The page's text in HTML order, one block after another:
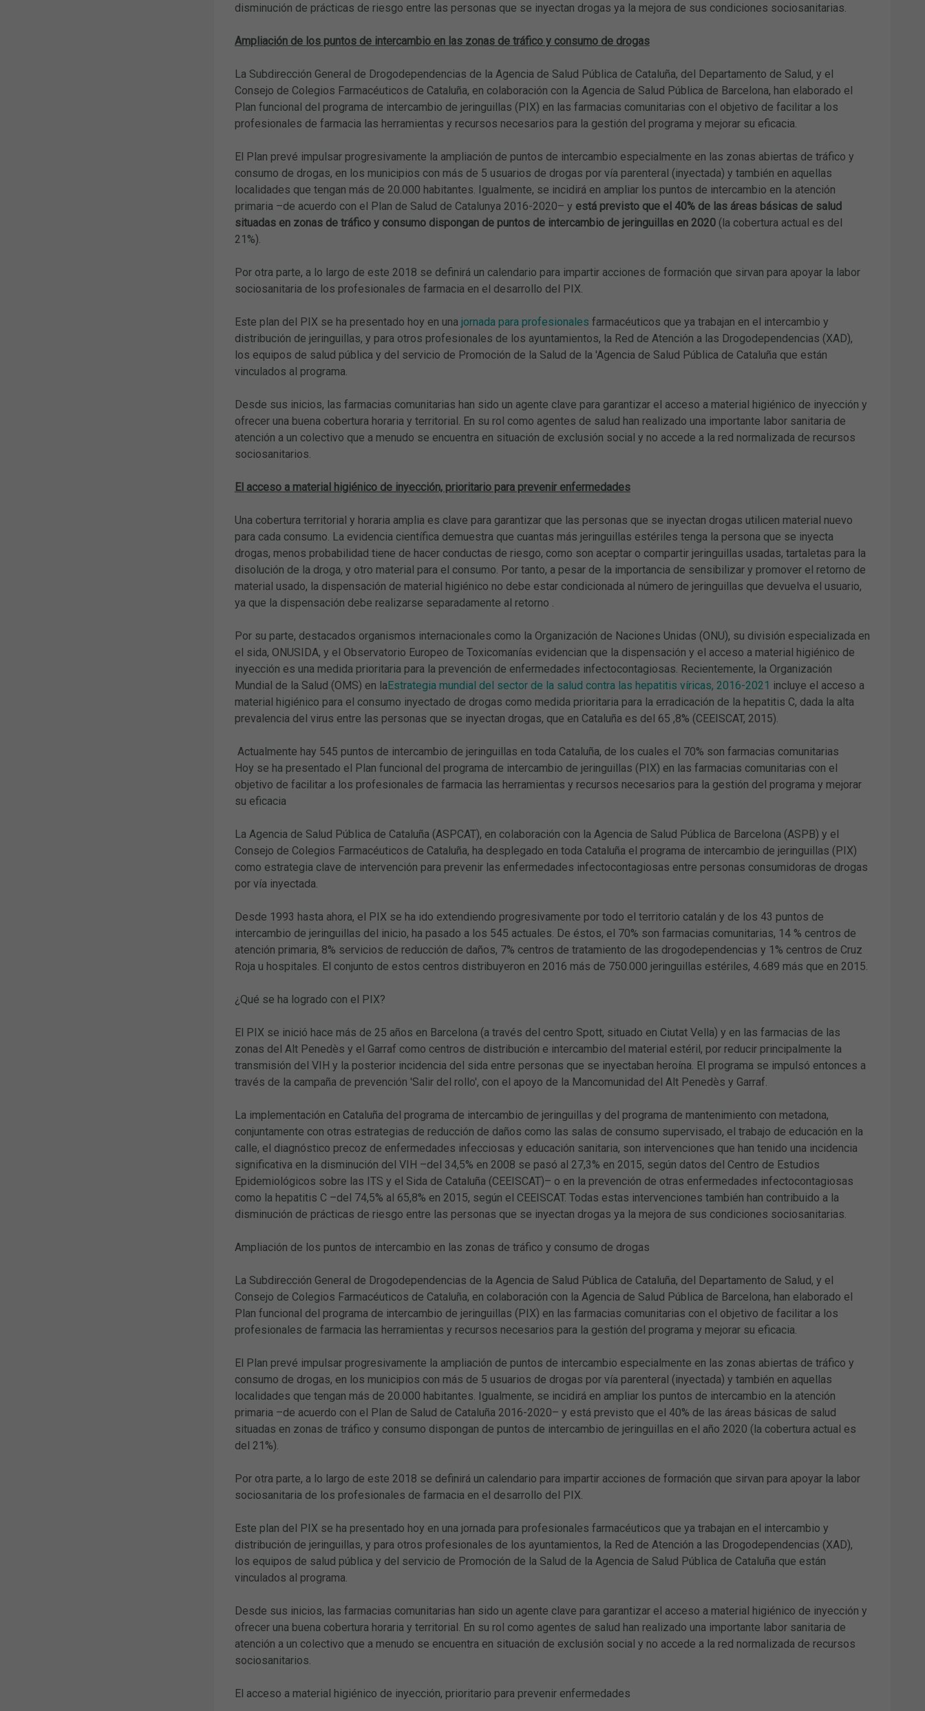
disminución de prácticas de riesgo entre las personas que se inyectan drogas ya la mejora de sus condiciones sociosanitarias.
Ampliación de los puntos de intercambio en las zonas de tráfico y consumo de drogas
La Subdirección General de Drogodependencias de la Agencia de Salud Pública de Cataluña, del Departamento de Salud, y el
Consejo de Colegios Farmacéuticos de Cataluña, en colaboración con la Agencia de Salud Pública de Barcelona, han elaborado el
Plan funcional del programa de intercambio de jeringuillas (PIX) en las farmacias comunitarias con el objetivo de facilitar a los
profesionales de farmacia las herramientas y recursos necesarios para la gestión del programa y mejorar su eficacia.
El Plan prevé impulsar progresivamente la ampliación de puntos de intercambio especialmente en las zonas abiertas de tráfico y
consumo de drogas, en los municipios con más de 5 usuarios de drogas por vía parenteral (inyectada) y también en aquellas
localidades que tengan más de 20.000 habitantes. Igualmente, se incidirá en ampliar los puntos de intercambio en la atención
primaria –de acuerdo con el Plan de Salud de Catalunya 2016-2020– y está previsto que el 40% de las áreas básicas de salud
situadas en zonas de tráfico y consumo dispongan de puntos de intercambio de jeringuillas en 2020(la cobertura actual es del
21%).
Por otra parte, a lo largo de este 2018 se definirá un calendario para impartir acciones de formación que sirvan para apoyar la labor
sociosanitaria de los profesionales de farmacia en el desarrollo del PIX.
Este plan del PIX se ha presentado hoy en una jornada para profesionales farmacéuticos que ya trabajan en el intercambio y
distribución de jeringuillas, y para otros profesionales de los ayuntamientos, la Red de Atención a las Drogodependencias (XAD),
los equipos de salud pública y del servicio de Promoción de la Salud de la 'Agencia de Salud Pública de Cataluña que están
vinculados al programa.
Desde sus inicios, las farmacias comunitarias han sido un agente clave para garantizar el acceso a material higiénico de inyección y
ofrecer una buena cobertura horaria y territorial. En su rol como agentes de salud han realizado una importante labor sanitaria de
atención a un colectivo que a menudo se encuentra en situación de exclusión social y no accede a la red normalizada de recursos
sociosanitarios.
El acceso a material higiénico de inyección, prioritario para prevenir enfermedades
Una cobertura territorial y horaria amplia es clave para garantizar que las personas que se inyectan drogas utilicen material nuevo
para cada consumo. La evidencia científica demuestra que cuantas más jeringuillas estériles tenga la persona que se inyecta
drogas, menos probabilidad tiene de hacer conductas de riesgo, como son aceptar o compartir jeringuillas usadas, tartaletas para la
disolución de la droga, y otro material para el consumo. Por tanto, a pesar de la importancia de sensibilizar y promover el retorno de
material usado, la dispensación de material higiénico no debe estar condicionada al número de jeringuillas que devuelva el usuario,
ya que la dispensación debe realizarse separadamente al retorno .
Por su parte, destacados organismos internacionales como la Organización de Naciones Unidas (ONU), su división especializada en
el sida, ONUSIDA, y el Observatorio Europeo de Toxicomanías evidencian que la dispensación y el acceso a material higiénico de
inyección es una medida prioritaria para la prevención de enfermedades infectocontagiosas. Recientemente, la Organización
Mundial de la Salud (OMS) en laEstrategia mundial del sector de la salud contra las hepatitis víricas, 2016-2021 incluye el acceso a
material higiénico para el consumo inyectado de drogas como medida prioritaria para la erradicación de la hepatitis C, dada la alta
prevalencia del virus entre las personas que se inyectan drogas, que en Cataluña es del 65 ,8% (CEEISCAT, 2015).
Actualmente hay 545 puntos de intercambio de jeringuillas en toda Cataluña, de los cuales el 70% son farmacias comunitarias
Hoy se ha presentado el Plan funcional del programa de intercambio de jeringuillas (PIX) en las farmacias comunitarias con el
objetivo de facilitar a los profesionales de farmacia las herramientas y recursos necesarios para la gestión del programa y mejorar
su eficacia
La Agencia de Salud Pública de Cataluña (ASPCAT), en colaboración con la Agencia de Salud Pública de Barcelona (ASPB) y el
Consejo de Colegios Farmacéuticos de Cataluña, ha desplegado en toda Cataluña el programa de intercambio de jeringuillas (PIX)
como estrategia clave de intervención para prevenir las enfermedades infectocontagiosas entre personas consumidoras de drogas
por vía inyectada.
Desde 1993 hasta ahora, el PIX se ha ido extendiendo progresivamente por todo el territorio catalán y de los 43 puntos de
intercambio de jeringuillas del inicio, ha pasado a los 545 actuales. De éstos, el 70% son farmacias comunitarias, 14 % centros de
atención primaria, 8% servicios de reducción de daños, 7% centros de tratamiento de las drogodependencias y 1% centros de Cruz
Roja u hospitales. El conjunto de estos centros distribuyeron en 2016 más de 750.000 jeringuillas estériles, 4.689 más que en 2015.
¿Qué se ha logrado con el PIX?
El PIX se inició hace más de 25 años en Barcelona (a través del centro Spott, situado en Ciutat Vella) y en las farmacias de las
zonas del Alt Penedès y el Garraf como centros de distribución e intercambio del material estéril, por reducir principalmente la
transmisión del VIH y la posterior incidencia del sida entre personas que se inyectaban heroína. El programa se impulsó entonces a
través de la campaña de prevención 'Salir del rollo', con el apoyo de la Mancomunidad del Alt Penedès y Garraf.
La implementación en Cataluña del programa de intercambio de jeringuillas y del programa de mantenimiento con metadona,
conjuntamente con otras estrategias de reducción de daños como las salas de consumo supervisado, el trabajo de educación en la
calle, el diagnóstico precoz de enfermedades infecciosas y educación sanitaria, son intervenciones que han tenido una incidencia
significativa en la disminución del VIH –del 34,5% en 2008 se pasó al 27,3% en 2015, según datos del Centro de Estudios
Epidemiológicos sobre las ITS y el Sida de Cataluña (CEEISCAT)– o en la prevención de otras enfermedades infectocontagiosas
como la hepatitis C –del 74,5% al 65,8% en 2015, según el CEEISCAT. Todas estas intervenciones también han contribuido a la
disminución de prácticas de riesgo entre las personas que se inyectan drogas ya la mejora de sus condiciones sociosanitarias.
Ampliación de los puntos de intercambio en las zonas de tráfico y consumo de drogas
La Subdirección General de Drogodependencias de la Agencia de Salud Pública de Cataluña, del Departamento de Salud, y el
Consejo de Colegios Farmacéuticos de Cataluña, en colaboración con la Agencia de Salud Pública de Barcelona, han elaborado el
Plan funcional del programa de intercambio de jeringuillas (PIX) en las farmacias comunitarias con el objetivo de facilitar a los
profesionales de farmacia las herramientas y recursos necesarios para la gestión del programa y mejorar su eficacia.
El Plan prevé impulsar progresivamente la ampliación de puntos de intercambio especialmente en las zonas abiertas de tráfico y
consumo de drogas, en los municipios con más de 5 usuarios de drogas por vía parenteral (inyectada) y también en aquellas
localidades que tengan más de 20.000 habitantes. Igualmente, se incidirá en ampliar los puntos de intercambio en la atención
primaria –de acuerdo con el Plan de Salud de Cataluña 2016-2020– y está previsto que el 40% de las áreas básicas de salud
situadas en zonas de tráfico y consumo dispongan de puntos de intercambio de jeringuillas en el año 2020 (la cobertura actual es
del 21%).
Por otra parte, a lo largo de este 2018 se definirá un calendario para impartir acciones de formación que sirvan para apoyar la labor
sociosanitaria de los profesionales de farmacia en el desarrollo del PIX.
Este plan del PIX se ha presentado hoy en una jornada para profesionales farmacéuticos que ya trabajan en el intercambio y
distribución de jeringuillas, y para otros profesionales de los ayuntamientos, la Red de Atención a las Drogodependencias (XAD),
los equipos de salud pública y del servicio de Promoción de la Salud de la Agencia de Salud Pública de Cataluña que están
vinculados al programa.
Desde sus inicios, las farmacias comunitarias han sido un agente clave para garantizar el acceso a material higiénico de inyección y
ofrecer una buena cobertura horaria y territorial. En su rol como agentes de salud han realizado una importante labor sanitaria de
atención a un colectivo que a menudo se encuentra en situación de exclusión social y no accede a la red normalizada de recursos
sociosanitarios.
El acceso a material higiénico de inyección, prioritario para prevenir enfermedades